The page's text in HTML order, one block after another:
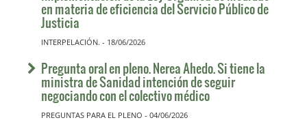
en materia de eficiencia del Servicio Público de
Justicia
INTERPELACIÓN. - 18/06/2026
Pregunta oral en pleno. Nerea Ahedo. Si tiene la
ministra de Sanidad intención de seguir
negociando con el colectivo médico
PREGUNTAS PARA EL PLENO - 04/06/2026